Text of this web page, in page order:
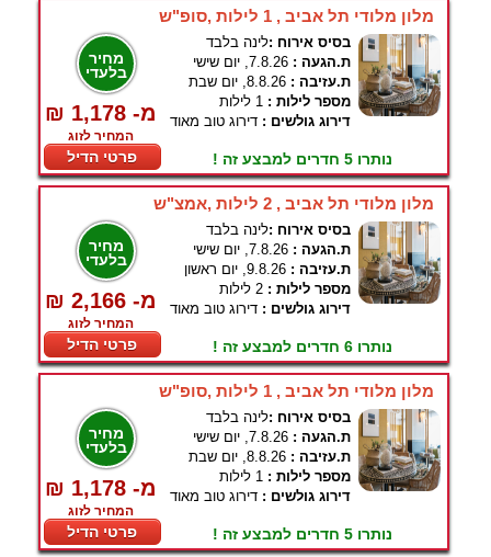
מלון מלודי תל אביב , 1 לילות ,סופ"ש
מחיר
בלעדי
₪ 1,178 -מ
המחיר לזוג
פרטי הדיל
בסיס אירוח :לינה בלבד
ת.הגעה : 7.8.26, יום שישי
ת.עזיבה : 8.8.26, יום שבת
מספר לילות : 1 לילות
דירוג גולשים : דירוג טוב מאוד
נותרו 5 חדרים למבצע זה !
מלון מלודי תל אביב , 2 לילות ,אמצ"ש
מחיר
בלעדי
₪ 2,166 -מ
המחיר לזוג
פרטי הדיל
בסיס אירוח :לינה בלבד
ת.הגעה : 7.8.26, יום שישי
ת.עזיבה : 9.8.26, יום ראשון
מספר לילות : 2 לילות
דירוג גולשים : דירוג טוב מאוד
נותרו 6 חדרים למבצע זה !
מלון מלודי תל אביב , 1 לילות ,סופ"ש
מחיר
בלעדי
₪ 1,178 -מ
המחיר לזוג
פרטי הדיל
בסיס אירוח :לינה בלבד
ת.הגעה : 7.8.26, יום שישי
ת.עזיבה : 8.8.26, יום שבת
מספר לילות : 1 לילות
דירוג גולשים : דירוג טוב מאוד
נותרו 5 חדרים למבצע זה !